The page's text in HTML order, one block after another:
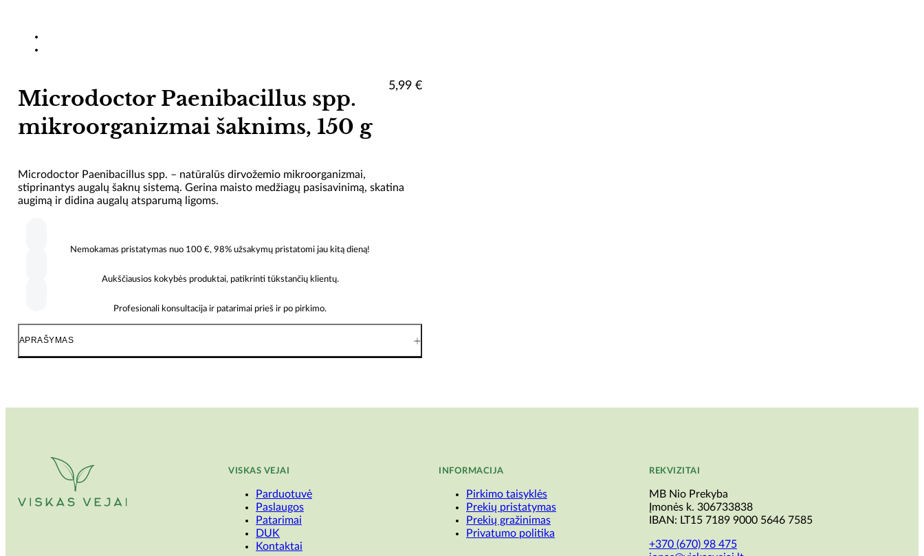
Microdoctor Paenibacillus spp.
mikroorganizmai šaknims, 150 g
5,99 €
Microdoctor Paenibacillus spp. – natūralūs dirvožemio mikroorganizmai,
stiprinantys augalų šaknų sistemą. Gerina maisto medžiagų pasisavinimą, skatina
augimą ir didina augalų atsparumą ligoms.
Nemokamas pristatymas nuo 100 €, 98% užsakymų pristatomi jau kitą dieną!
Aukščiausios kokybės produktai, patikrinti tūkstančių klientų.
Profesionali konsultacija ir patarimai prieš ir po pirkimo.
APRAŠYMAS
VISKAS VEJAI
Parduotuvė
Paslaugos
Patarimai
DUK
Kontaktai
INFORMACIJA
Pirkimo taisyklės
Prekių pristatymas
Prekių gražinimas
Privatumo politika
REKVIZITAI
MB Nio Prekyba
Įmonės k. 306733838
IBAN: LT15 7189 9000 5646 7585
+370 (670) 98 475